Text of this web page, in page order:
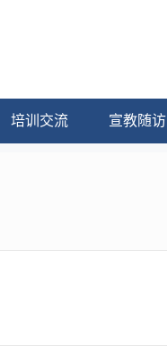
培训交流 宣教随访